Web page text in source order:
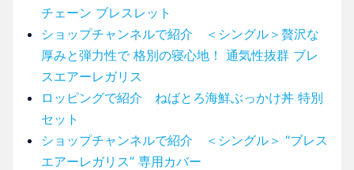
チェーン ブレスレット
ショップチャンネルで紹介 ＜シングル＞贅沢な
厚みと弾力性で 格別の寝心地！ 通気性抜群 ブレ
スエアーレガリス
ロッピングで紹介 ねばとろ海鮮ぶっかけ丼 特別
セット
ショップチャンネルで紹介 ＜シングル＞ “ブレス
エアーレガリス” 専用カバー